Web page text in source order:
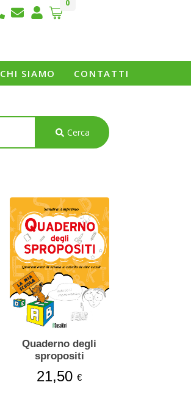
0
CHI SIAMO CONTATTI
Cerca
Quaderno degli
spropositi
21,50€